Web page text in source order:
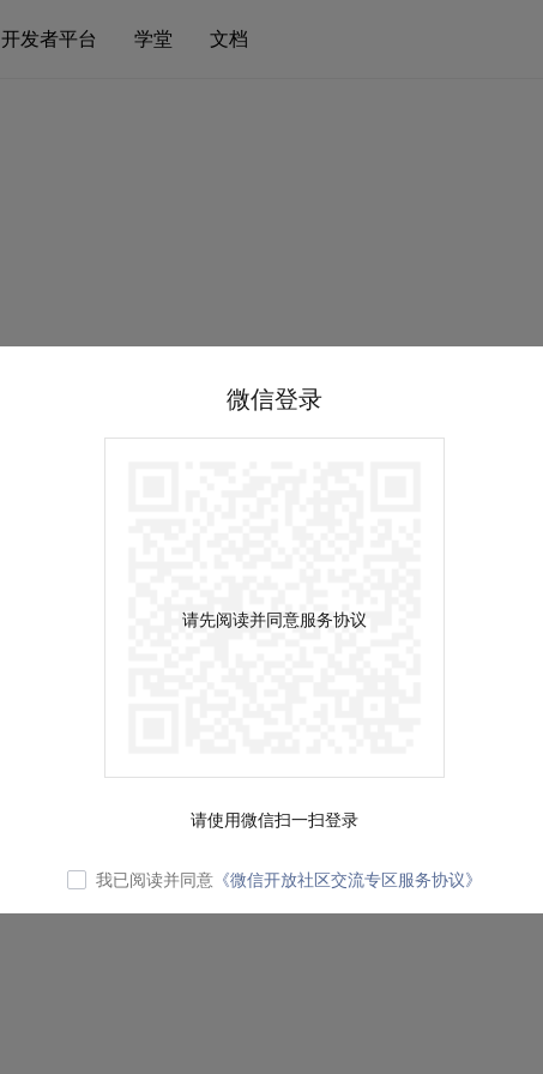
开发者平台 学堂 文档
微信登录
请先阅读并同意服务协议
请使用微信扫一扫登录
我已阅读并同意 《微信开放社区交流专区服务协议》